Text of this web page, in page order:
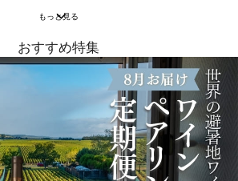
もっと見る
おすすめ特集